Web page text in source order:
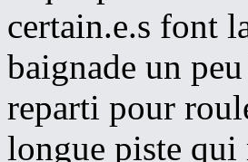
certain.e.s font
baignade un
reparti pour
longue piste qui